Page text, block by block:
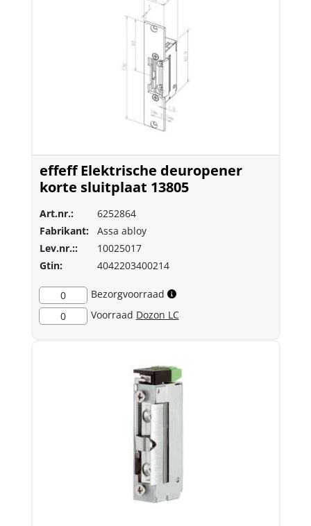
effeff Elektrische deuropener
korte sluitplaat 13805
Art.nr.:
6252864
Fabrikant:
Assa abloy
Lev.nr.::
10025017
Gtin:
4042203400214
0
Bezorgvoorraad
0
Voorraad Dozon LC